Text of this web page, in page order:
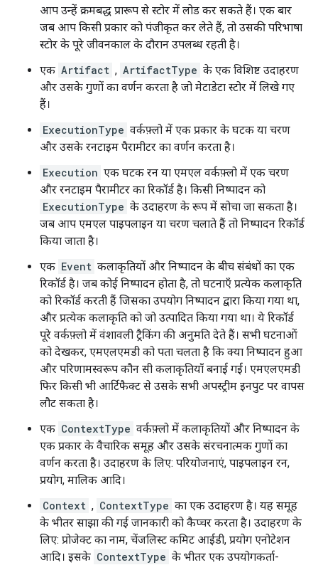
आप उन्हें क्रमबद्ध प्रारूप से स्टोर में लोड कर सकते हैं। एक बार
जब आप किसी प्रकार को पंजीकृत कर लेते हैं, तो उसकी परिभाषा
स्टोर के पूरे जीवनकाल के दौरान उपलब्ध रहती है।
एक Artifact , ArtifactType के एक विशिष्ट उदाहरण
और उसके गुणों का वर्णन करता है जो मेटाडेटा स्टोर में लिखे गए
हैं।
ExecutionType वर्कफ़्लो में एक प्रकार के घटक या चरण
और उसके रनटाइम पैरामीटर का वर्णन करता है।
Execution एक घटक रन या एमएल वर्कफ़्लो में एक चरण
और रनटाइम पैरामीटर का रिकॉर्ड है। किसी निष्पादन को
ExecutionType के उदाहरण के रूप में सोचा जा सकता है।
जब आप एमएल पाइपलाइन या चरण चलाते हैं तो निष्पादन रिकॉर्ड
किया जाता है।
एक Event कलाकृतियों और निष्पादन के बीच संबंधों का एक
रिकॉर्ड है। जब कोई निष्पादन होता है, तो घटनाएँ प्रत्येक कलाकृति
को रिकॉर्ड करती हैं जिसका उपयोग निष्पादन द्वारा किया गया था,
और प्रत्येक कलाकृति को जो उत्पादित किया गया था। ये रिकॉर्ड
पूरे वर्कफ़्लो में वंशावली ट्रैकिंग की अनुमति देते हैं। सभी घटनाओं
को देखकर, एमएलएमडी को पता चलता है कि क्या निष्पादन हुआ
और परिणामस्वरूप कौन सी कलाकृतियाँ बनाई गईं। एमएलएमडी
फिर किसी भी आर्टिफैक्ट से उसके सभी अपस्ट्रीम इनपुट पर वापस
लौट सकता है।
एक ContextType वर्कफ़्लो में कलाकृतियों और निष्पादन के
एक प्रकार के वैचारिक समूह और उसके संरचनात्मक गुणों का
वर्णन करता है। उदाहरण के लिए: परियोजनाएं, पाइपलाइन रन,
प्रयोग, मालिक आदि।
Context , ContextType का एक उदाहरण है। यह समूह
के भीतर साझा की गई जानकारी को कैप्चर करता है। उदाहरण के
लिए: प्रोजेक्ट का नाम, चेंजलिस्ट कमिट आईडी, प्रयोग एनोटेशन
आदि। इसके ContextType के भीतर एक उपयोगकर्ता-